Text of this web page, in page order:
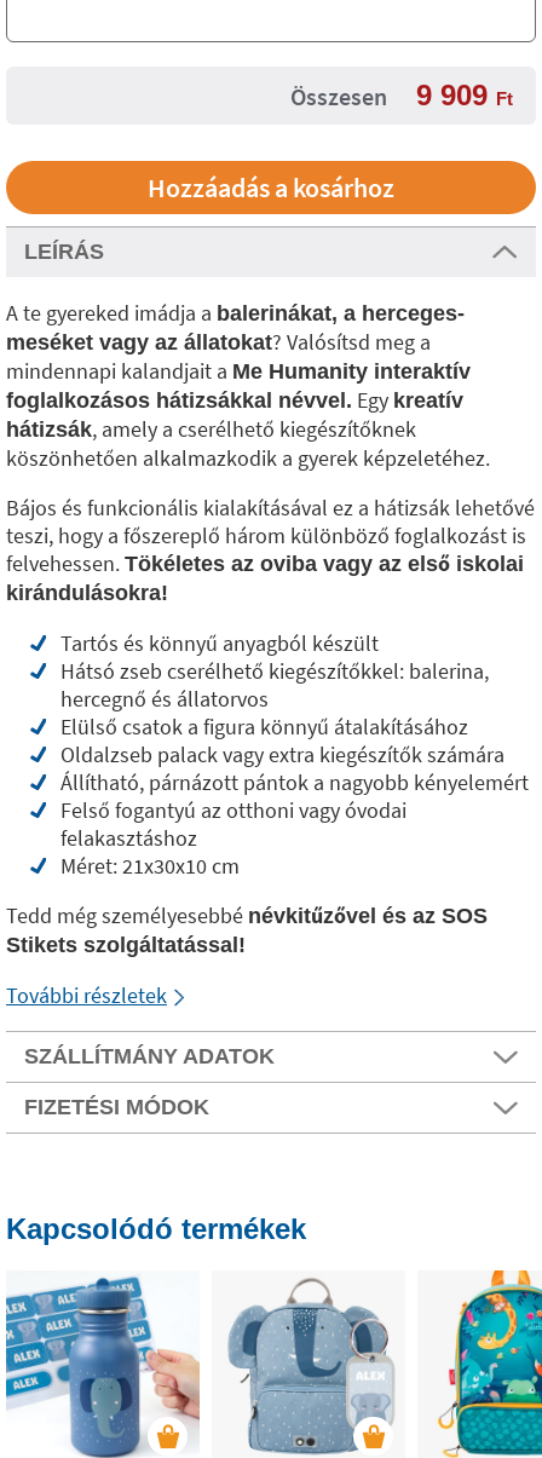
Összesen 9 909 Ft
LEÍRÁS
A te gyereked imádja a balerinákat, a herceges-
meséket vagy az állatokat? Valósítsd meg a
mindennapi kalandjait a Me Humanity interaktív
foglalkozásos hátizsákkal névvel. Egy kreatív
hátizsák, amely a cserélhető kiegészítőknek
köszönhetően alkalmazkodik a gyerek képzeletéhez.
Bájos és funkcionális kialakításával ez a hátizsák lehetővé
teszi, hogy a főszereplő három különböző foglalkozást is
felvehessen. Tökéletes az oviba vagy az első iskolai
kirándulásokra!
Tartós és könnyű anyagból készült
Hátsó zseb cserélhető kiegészítőkkel: balerina,
hercegnő és állatorvos
Elülső csatok a figura könnyű átalakításához
Oldalzseb palack vagy extra kiegészítők számára
Állítható, párnázott pántok a nagyobb kényelemért
Felső fogantyú az otthoni vagy óvodai
felakasztáshoz
Méret: 21x30x10 cm
Tedd még személyesebbé névkitűzővel és az SOS
Stikets szolgáltatással!
További részletek
SZÁLLÍTMÁNY ADATOK
FIZETÉSI MÓDOK
Kapcsolódó termékek